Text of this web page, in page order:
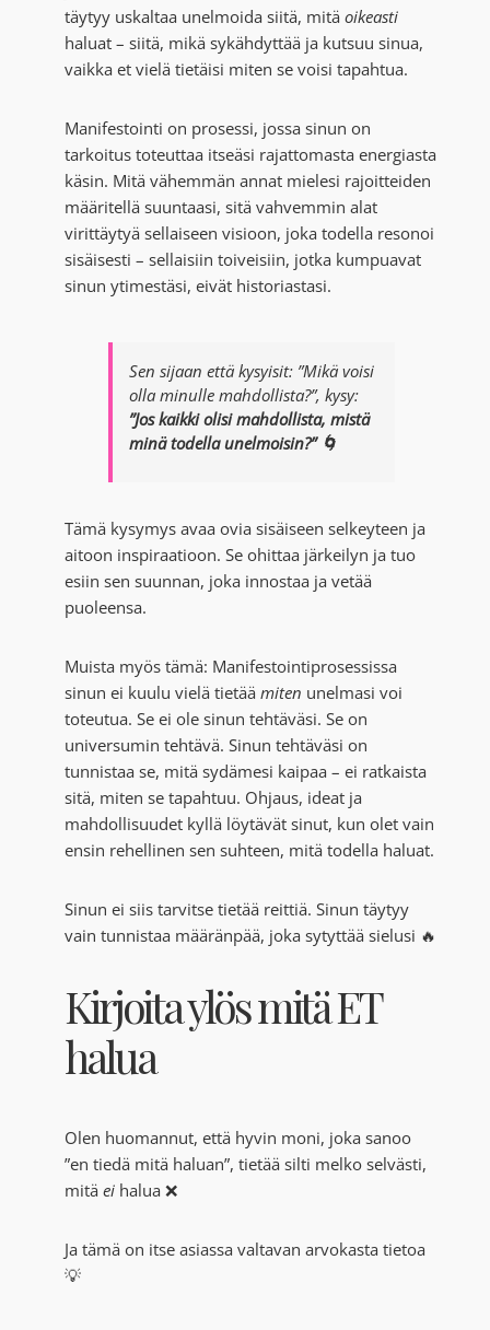
täytyy uskaltaa unelmoida siitä, mitäoikeasti
haluat – siitä, mikä sykähdyttää ja kutsuu sinua,
vaikka et vielä tietäisi miten se voisi tapahtua.
Manifestointi on prosessi, jossa sinun on
tarkoitus toteuttaa itseäsi rajattomasta energiasta
käsin. Mitä vähemmän annat mielesi rajoitteiden
määritellä suuntaasi, sitä vahvemmin alat
virittäytyä sellaiseen visioon, joka todella resonoi
sisäisesti – sellaisiin toiveisiin, jotka kumpuavat
sinun ytimestäsi, eivät historiastasi.
Sen sijaan että kysyisit: ”Mikä voisi
olla minulle mahdollista?”, kysy:
”Jos kaikki olisi mahdollista, mistä
minä todella unelmoisin?” 🌀
Tämä kysymys avaa ovia sisäiseen selkeyteen ja
aitoon inspiraatioon. Se ohittaa järkeilyn ja tuo
esiin sen suunnan, joka innostaa ja vetää
puoleensa.
Muista myös tämä: Manifestointiprosessissa
sinun ei kuulu vielä tietäämiten unelmasi voi
toteutua. Se ei ole sinun tehtäväsi. Se on
universumin tehtävä. Sinun tehtäväsi on
tunnistaa se, mitä sydämesi kaipaa – ei ratkaista
sitä, miten se tapahtuu. Ohjaus, ideat ja
mahdollisuudet kyllä löytävät sinut, kun olet vain
ensin rehellinen sen suhteen, mitä todella haluat.
Sinun ei siis tarvitse tietää reittiä. Sinun täytyy
vain tunnistaa määränpää, joka sytyttää sielusi 🔥
Kirjoita ylös mitä ET
halua
Olen huomannut, että hyvin moni, joka sanoo
”en tiedä mitä haluan”, tietää silti melko selvästi,
mitäei halua ❌
Ja tämä on itse asiassa valtavan arvokasta tietoa
💡